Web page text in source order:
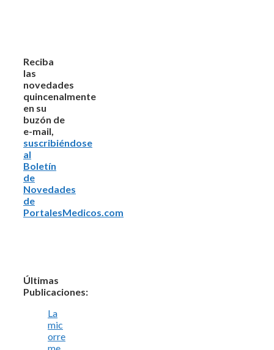
Reciba
las
novedades
quincenalmente
en su
buzón de
e-mail,
suscribiéndose
al
Boletín
de
Novedades
de
PortalesMedicos.com
Últimas
Publicaciones:
La
mic
orre